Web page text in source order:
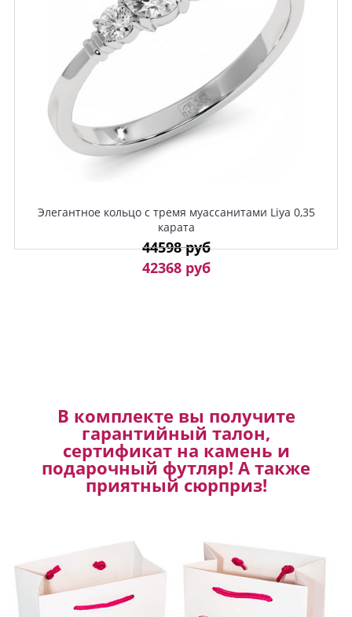
Элегантное кольцо с тремя муассанитами Liya 0,35
карата
44598 руб
42368 руб
В комплекте вы получите
гарантийный талон,
сертификат на камень и
подарочный футляр! А также
приятный сюрприз!